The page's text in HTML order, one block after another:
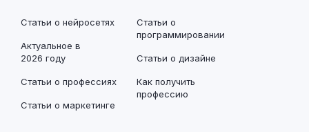
Статьи о нейросетях
Актуальное в
2026 году
Статьи о профессиях
Статьи о маркетинге
Статьи о
программировании
Статьи о дизайне
Как получить
профессию